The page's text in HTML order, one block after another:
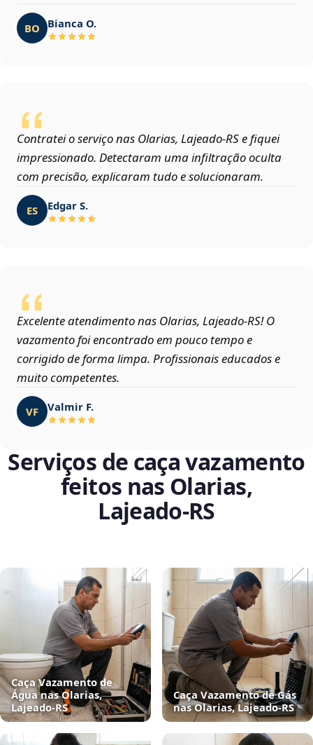
BO Bianca O.
Contratei o serviço nas Olarias, Lajeado‑RS e fiquei
impressionado. Detectaram uma infiltração oculta
com precisão, explicaram tudo e solucionaram.
ES Edgar S.
Excelente atendimento nas Olarias, Lajeado‑RS! O
vazamento foi encontrado em pouco tempo e
corrigido de forma limpa. Profissionais educados e
muito competentes.
VF Valmir F.
Serviços de caça vazamento
feitos nas Olarias,
Lajeado‑RS
Caça Vazamento de
Água nas Olarias,
Lajeado‑RS
Caça Vazamento de Gás
nas Olarias, Lajeado‑RS